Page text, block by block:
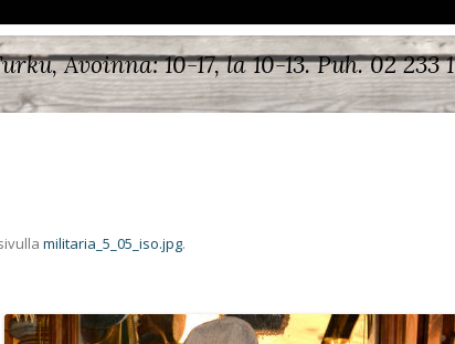
Avoinna: 10-17, la 10-13.Puh. 02 233
militaria_5_05_iso.jpg.